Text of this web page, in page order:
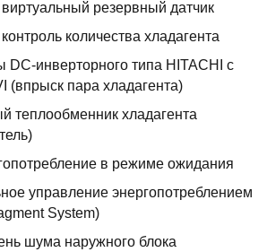
резервный датчик
количества хладагента
DC-инверторного типа HITACHI с
(впрыск пара хладагента)
теплообменник хладагента
в режиме ожидания
управление энергопотреблением
System)
шума наружного блока